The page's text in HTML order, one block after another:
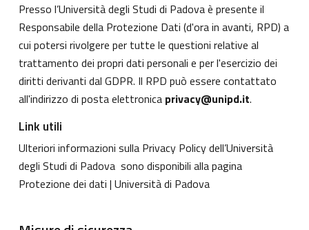
Presso l’Università degli Studi di Padova è presente il
Responsabile della Protezione Dati (d'ora in avanti, RPD) a
cui potersi rivolgere per tutte le questioni relative al
trattamento dei propri dati personali e per l'esercizio dei
diritti derivanti dal GDPR. Il RPD può essere contattato
all'indirizzo di posta elettronica privacy@unipd.it.
Link utili
Ulteriori informazioni sulla Privacy Policy dell’Università
degli Studi di Padova sono disponibili alla pagina
Protezione dei dati | Università di Padova